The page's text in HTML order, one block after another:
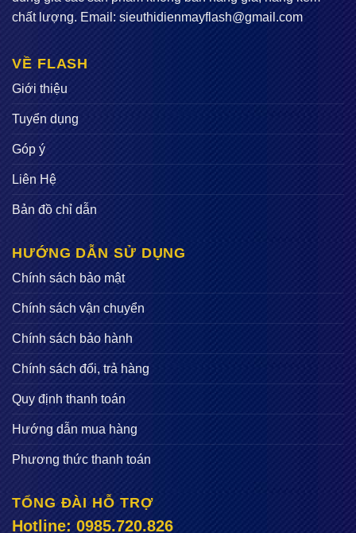
chất lượng. Email: sieuthidienmayflash@gmail.com
VỀ FLASH
Giới thiệu
Tuyển dụng
Góp ý
Liên Hệ
Bản đồ chỉ dẫn
HƯỚNG DẪN SỬ DỤNG
Chính sách bảo mật
Chính sách vận chuyển
Chính sách bảo hành
Chính sách đổi, trả hàng
Quy định thanh toán
Hướng dẫn mua hàng
Phương thức thanh toán
TỔNG ĐÀI HỖ TRỢ
Hotline: 0985.720.826